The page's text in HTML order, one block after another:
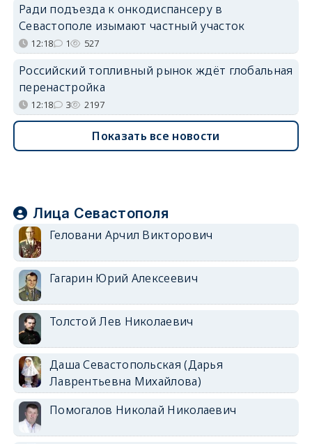
Ради подъезда к онкодиспансеру в
Севастополе изымают частный участок
12:18 1 527
Российский топливный рынок ждёт глобальная
перенастройка
12:18 3 2197
Показать все новости
Лица Севастополя
Геловани Арчил Викторович
Гагарин Юрий Алексеевич
Толстой Лев Николаевич
Даша Севастопольская (Дарья
Лаврентьевна Михайлова)
Помогалов Николай Николаевич